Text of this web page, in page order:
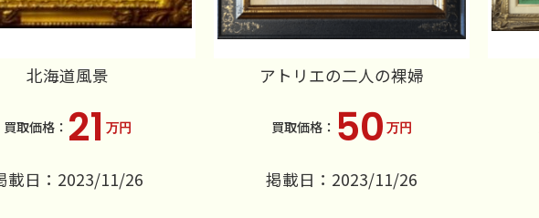
北海道風景
21 万円
載日：2023/11/26
アトリエの二人の裸婦
50 万円
掲載日：2023/11/26